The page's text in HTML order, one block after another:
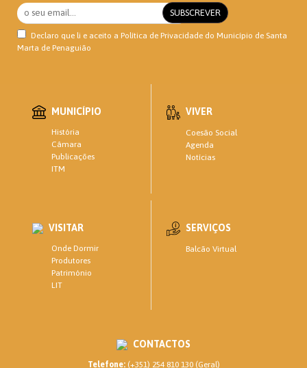
Declaro que li e aceito a Política de Privacidade do Município de Santa
Marta de Penaguião
MUNICÍPIO
História
Câmara
Publicações
ITM
VIVER
Coesão Social
Agenda
Notícias
VISITAR
Onde Dormir
Produtores
Património
LIT
SERVIÇOS
Balcão Virtual
CONTACTOS
Telefone:(+351) 254 810 130 (Geral)